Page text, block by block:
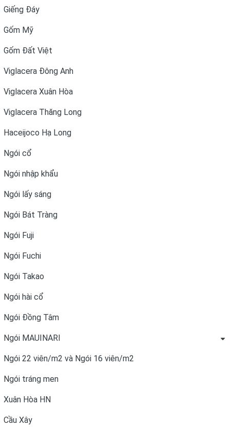
Giếng Đáy
Gốm Mỹ
Gốm Đất Việt
Viglacera Đông Anh
Viglacera Xuân Hòa
Viglacera Thăng Long
Haceijoco Hạ Long
Ngói cổ
Ngói nhập khẩu
Ngói lấy sáng
Ngói Bát Tràng
Ngói Fuji
Ngói Fuchi
Ngói Takao
Ngói hài cổ
Ngói Đồng Tâm
Ngói MAUINARI
Ngói 22 viên/m2 và Ngói 16 viên/m2
Ngói tráng men
Xuân Hòa HN
Cầu Xây